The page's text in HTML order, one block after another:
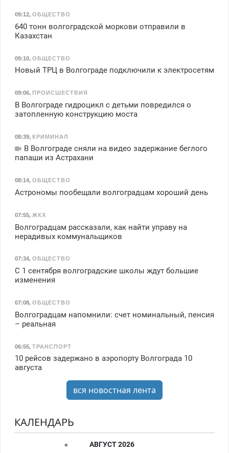
09:12, ОБЩЕСТВО
640 тонн волгоградской моркови отправили в
Казахстан
09:10, ОБЩЕСТВО
Новый ТРЦ в Волгограде подключили к электросетям
09:06, ПРОИСШЕСТВИЯ
В Волгограде гидроцикл с детьми повредился о
затопленную конструкцию моста
08:39, КРИМИНАЛ
В Волгограде сняли на видео задержание беглого
папаши из Астрахани
08:14, ОБЩЕСТВО
Астрономы пообещали волгоградцам хороший день
07:55, ЖКХ
Волгоградцам рассказали, как найти управу на
нерадивых коммунальщиков
07:34, ОБЩЕСТВО
С 1 сентября волгоградские школы ждут большие
изменения
07:08, ОБЩЕСТВО
Волгоградцам напомнили: счет номинальный, пенсия
– реальная
06:55, ТРАНСПОРТ
10 рейсов задержано в аэропорту Волгограда 10
августа
вся новостная лента
КАЛЕНДАРЬ
« АВГУСТ 2026